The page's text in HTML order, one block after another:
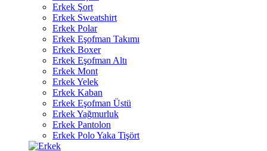
Erkek Şort
Erkek Sweatshirt
Erkek Polar
Erkek Eşofman Takımı
Erkek Boxer
Erkek Eşofman Altı
Erkek Mont
Erkek Yelek
Erkek Kaban
Erkek Eşofman Üstü
Erkek Yağmurluk
Erkek Pantolon
Erkek Polo Yaka Tişört